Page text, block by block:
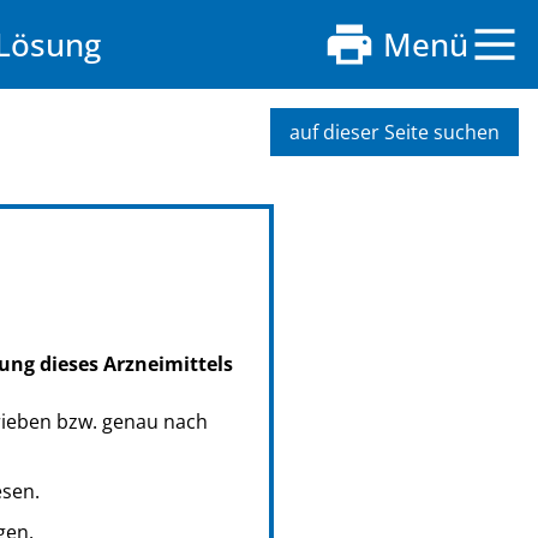
Menü
auf dieser Seite suchen
dieses Arzneimittels
bzw. genau nach